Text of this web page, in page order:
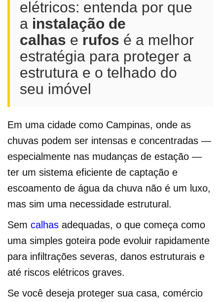
elétricos: entenda por que
a instalação de
calhas e rufos é a melhor
estratégia para proteger a
estrutura e o telhado do
seu imóvel
Em uma cidade como Campinas, onde as
chuvas podem ser intensas e concentradas —
especialmente nas mudanças de estação —
ter um sistema eficiente de captação e
escoamento de água da chuva não é um luxo,
mas sim uma necessidade estrutural.
Sem calhas adequadas, o que começa como
uma simples goteira pode evoluir rapidamente
para infiltrações severas, danos estruturais e
até riscos elétricos graves.
Se você deseja proteger sua casa, comércio